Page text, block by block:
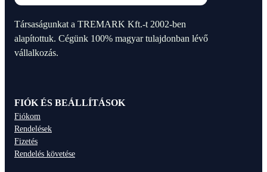
Társaságunkat a TREMARK Kft.-t 2002-ben
alapítottuk. Cégünk 100% magyar tulajdonban lévő
vállalkozás.
FIÓK ÉS BEÁLLÍTÁSOK
Fiókom
Rendelések
Fizetés
Rendelés követése